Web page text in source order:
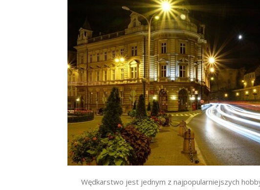
Wędkarstwo jest jednym z najpopularniejszych